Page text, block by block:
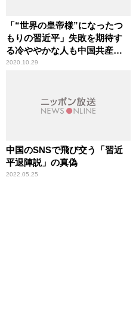
「“世界の皇帝様”になったつ
もりの習近平」失敗を期待す
る冷ややかな人も中国共産党
には多い
2020.10.29
中国のSNSで飛び交う「習近
平退陣説」の真偽
2022.05.25